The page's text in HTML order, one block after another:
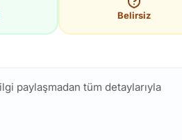
Belirsiz